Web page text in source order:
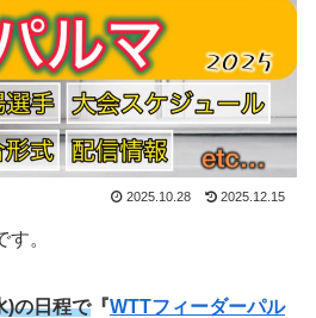
2025.10.28 2025.12.15
。
)の日程で『WTTフィーダーパル